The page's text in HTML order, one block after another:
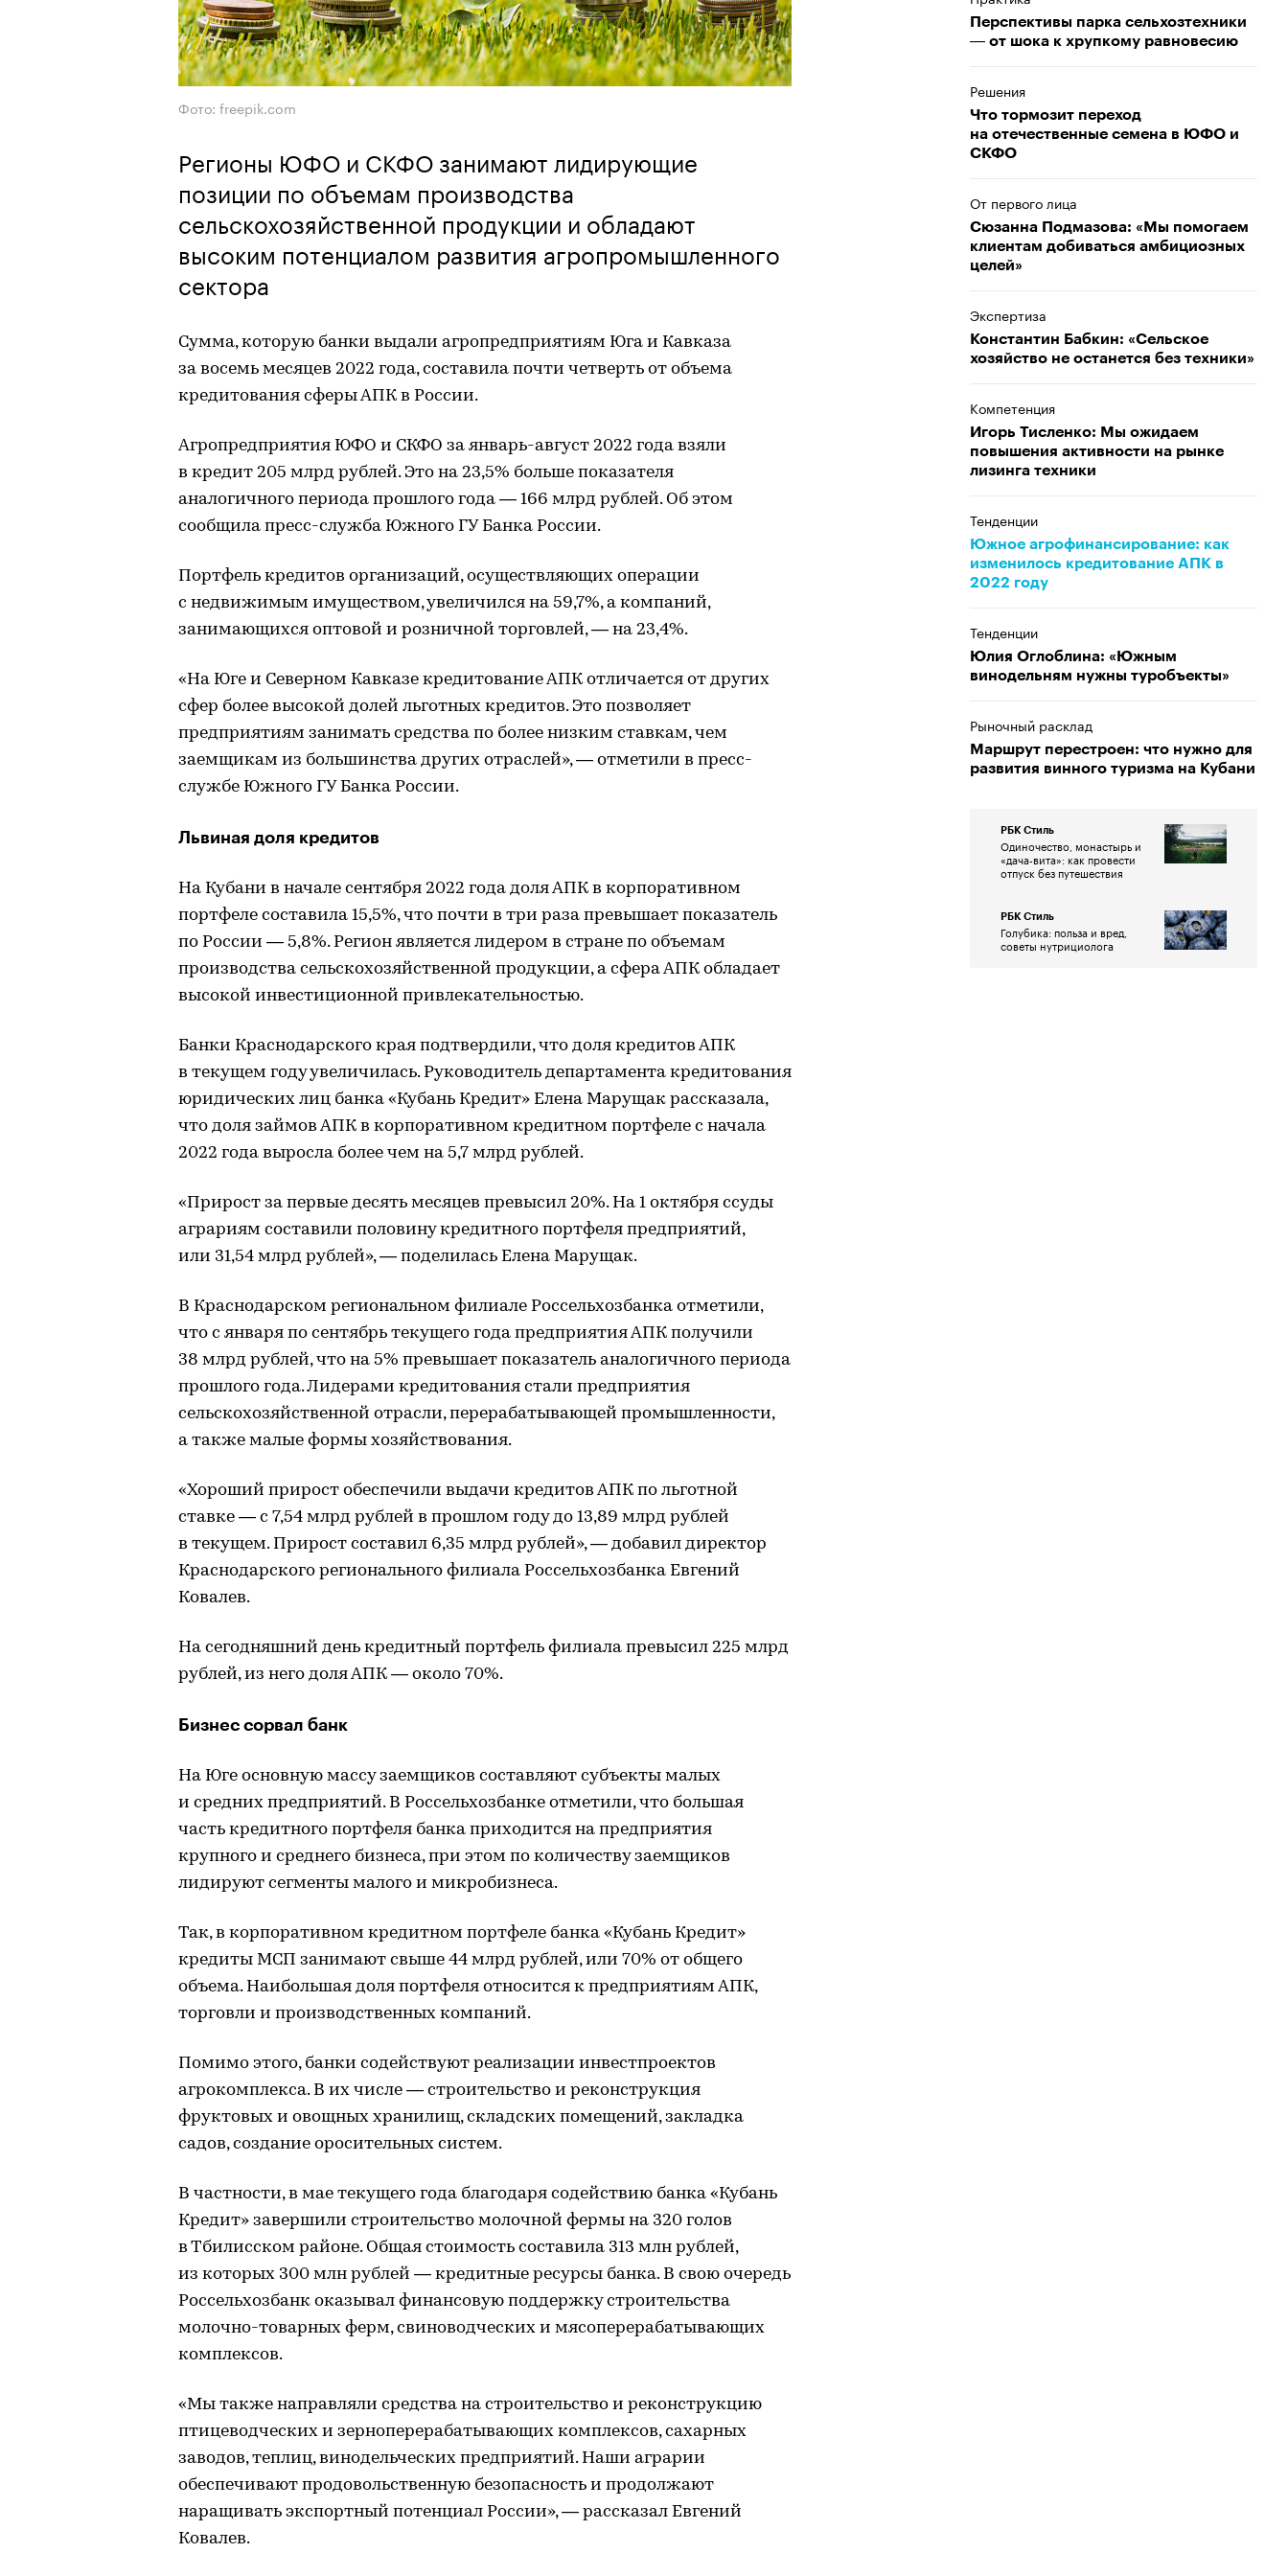
Фото: freepik.com
Регионы ЮФО и СКФО занимают лидирующие
позиции по объемам производства
сельскохозяйственной продукции и обладают
высоким потенциалом развития агропромышленного
сектора
Сумма, которую банки выдали агропредприятиям Юга и Кавказа
за восемь месяцев 2022 года, составила почти четверть от объема
кредитования сферы АПК в России.
Агропредприятия ЮФО и СКФО за январь-август 2022 года взяли
в кредит 205 млрд рублей. Это на 23,5% больше показателя
аналогичного периода прошлого года ― 166 млрд рублей. Об этом
сообщила пресс-служба Южного ГУ Банка России.
Портфель кредитов организаций, осуществляющих операции
с недвижимым имуществом, увеличился на 59,7%, а компаний,
занимающихся оптовой и розничной торговлей, — на 23,4%.
«На Юге и Северном Кавказе кредитование АПК отличается от других
сфер более высокой долей льготных кредитов. Это позволяет
предприятиям занимать средства по более низким ставкам, чем
заемщикам из большинства других отраслей», — отметили в пресс-
службе Южного ГУ Банка России.
Львиная доля кредитов
На Кубани в начале сентября 2022 года доля АПК в корпоративном
портфеле составила 15,5%, что почти в три раза превышает показатель
по России ― 5,8%. Регион является лидером в стране по объемам
производства сельскохозяйственной продукции, а сфера АПК обладает
высокой инвестиционной привлекательностью.
Банки Краснодарского края подтвердили, что доля кредитов АПК
в текущем году увеличилась. Руководитель департамента кредитования
юридических лиц банка «Кубань Кредит» Елена Марущак рассказала,
что доля займов АПК в корпоративном кредитном портфеле с начала
2022 года выросла более чем на 5,7 млрд рублей.
«Прирост за первые десять месяцев превысил 20%. На 1 октября ссуды
аграриям составили половину кредитного портфеля предприятий,
или 31,54 млрд рублей», ― поделилась Елена Марущак.
В Краснодарском региональном филиале Россельхозбанка отметили,
что с января по сентябрь текущего года предприятия АПК получили
38 млрд рублей, что на 5% превышает показатель аналогичного периода
прошлого года. Лидерами кредитования стали предприятия
сельскохозяйственной отрасли, перерабатывающей промышленности,
а также малые формы хозяйствования.
«Хороший прирост обеспечили выдачи кредитов АПК по льготной
ставке ― с 7,54 млрд рублей в прошлом году до 13,89 млрд рублей
в текущем. Прирост составил 6,35 млрд рублей», ― добавил директор
Краснодарского регионального филиала Россельхозбанка Евгений
Ковалев.
На сегодняшний день кредитный портфель филиала превысил 225 млрд
рублей, из него доля АПК ― около 70%.
Бизнес сорвал банк
На Юге основную массу заемщиков составляют субъекты малых
и средних предприятий. В Россельхозбанке отметили, что большая
часть кредитного портфеля банка приходится на предприятия
крупного и среднего бизнеса, при этом по количеству заемщиков
лидируют сегменты малого и микробизнеса.
Так, в корпоративном кредитном портфеле банка «Кубань Кредит»
кредиты МСП занимают свыше 44 млрд рублей, или 70% от общего
объема. Наибольшая доля портфеля относится к предприятиям АПК,
торговли и производственных компаний.
Помимо этого, банки содействуют реализации инвестпроектов
агрокомплекса. В их числе ― строительство и реконструкция
фруктовых и овощных хранилищ, складских помещений, закладка
садов, создание оросительных систем.
В частности, в мае текущего года благодаря содействию банка «Кубань
Кредит» завершили строительство молочной фермы на 320 голов
в Тбилисском районе. Общая стоимость составила 313 млн рублей,
из которых 300 млн рублей ― кредитные ресурсы банка. В свою очередь
Россельхозбанк оказывал финансовую поддержку строительства
молочно-товарных ферм, свиноводческих и мясоперерабатывающих
комплексов.
«Мы также направляли средства на строительство и реконструкцию
птицеводческих и зерноперерабатывающих комплексов, сахарных
заводов, теплиц, винодельческих предприятий. Наши аграрии
обеспечивают продовольственную безопасность и продолжают
наращивать экспортный потенциал России», ― рассказал Евгений
Ковалев.
Перспективы парка сельхозтехники
― от шока к хрупкому равновесию
Решения
Что тормозит переход
на отечественные семена в ЮФО и
СКФО
От первого лица
Сюзанна Подмазова: «Мы помогаем
клиентам добиваться амбициозных
целей»
Экспертиза
Константин Бабкин: «Сельское
хозяйство не останется без техники»
Компетенция
Игорь Тисленко: Мы ожидаем
повышения активности на рынке
лизинга техники
Тенденции
Южное агрофинансирование: как
изменилось кредитование АПК в
2022 году
Тенденции
Юлия Оглоблина: «Южным
винодельням нужны туробъекты»
Рыночный расклад
Маршрут перестроен: что нужно для
развития винного туризма на Кубани
РБК Стиль
Одиночество, монастырь и
«дача-вита»: как провести
отпуск без путешествия
РБК Стиль
Голубика: польза и вред,
советы нутрициолога